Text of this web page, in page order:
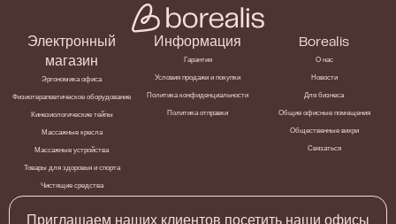
Электронный
магазин
Эргономика офиса
Физиотерапевтическое оборудование
Кинезиологические тейпы
Массажные кресла
Массажные устройства
Товары для здоровья и спорта
Чистящие средства
Информация
Гарантия
Условия продажи и покупки
Политика конфиденциальности
Политика отправки
Borealis
О нас
Новости
Для бизнеса
Общие офисные помещения
Общественные вихри
Связаться